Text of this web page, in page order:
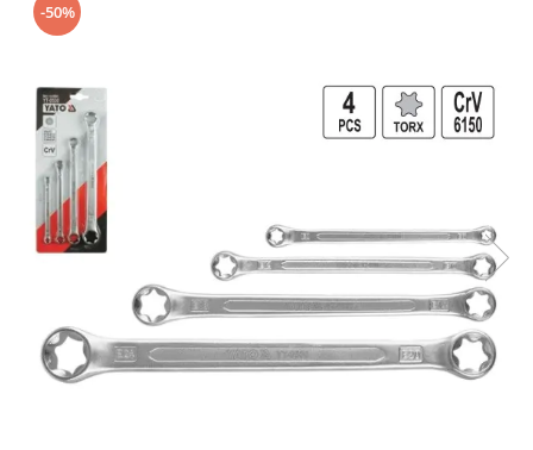
Clesti pentru sertizat
Clesti service auto
Clesti universali
Clima/Aer conditionat
Cricuri cutie viteze
Dispozitive de sablat & accesorii
Dispozitive spalat piese
Dulapuri Bancuri Carucioare
Bancuri de lucru
Carucioare pentru marfa
-50%